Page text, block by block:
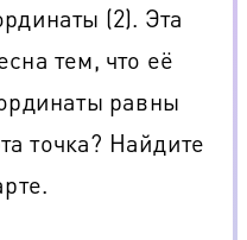
(2). Эта
тем, что её
равны
точка? Найдите